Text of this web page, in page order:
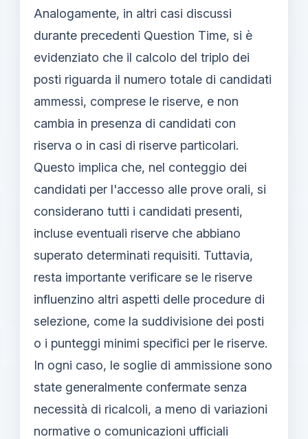
Analogamente, in altri casi discussi
durante precedenti Question Time, si è
evidenziato che il calcolo del triplo dei
posti riguarda il numero totale di candidati
ammessi, comprese le riserve, e non
cambia in presenza di candidati con
riserva o in casi di riserve particolari.
Questo implica che, nel conteggio dei
candidati per l'accesso alle prove orali, si
considerano tutti i candidati presenti,
incluse eventuali riserve che abbiano
superato determinati requisiti. Tuttavia,
resta importante verificare se le riserve
influenzino altri aspetti delle procedure di
selezione, come la suddivisione dei posti
o i punteggi minimi specifici per le riserve.
In ogni caso, le soglie di ammissione sono
state generalmente confermate senza
necessità di ricalcoli, a meno di variazioni
normative o comunicazioni ufficiali